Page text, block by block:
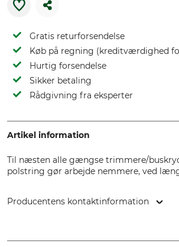
Gratis returforsendelse
Køb på regning (kreditværdighed
Hurtig forsendelse
Sikker betaling
Rådgivning fra eksperter
Artikel information
Til næsten alle gængse trimmere/
polstring gør arbejde nemmere, ved
Producentens kontaktinformation
64807 Dieburg, Germany, www.stihl.de